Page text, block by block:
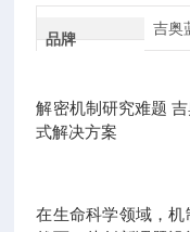
品牌
吉奥
解密机制研究难题
式解决方案
在生命科学领域，机